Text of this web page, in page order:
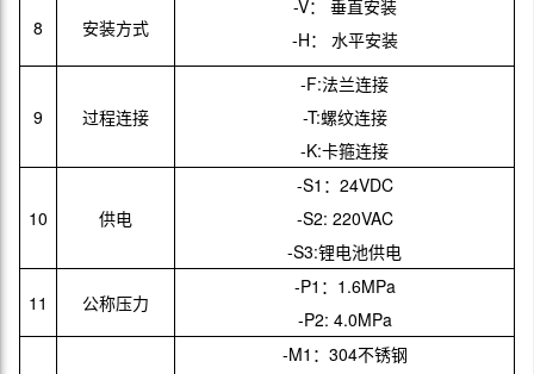
8 安装方式
-V： 垂直安装
-H： 水平安装
9 过程连接
-F:法兰连接
-T:螺纹连接
-K:卡箍连接
10 供电
-S1：24VDC
-S2: 220VAC
-S3:锂电池供电
11 公称压力
-P1：1.6MPa
-P2: 4.0MPa
-M1：304不锈钢